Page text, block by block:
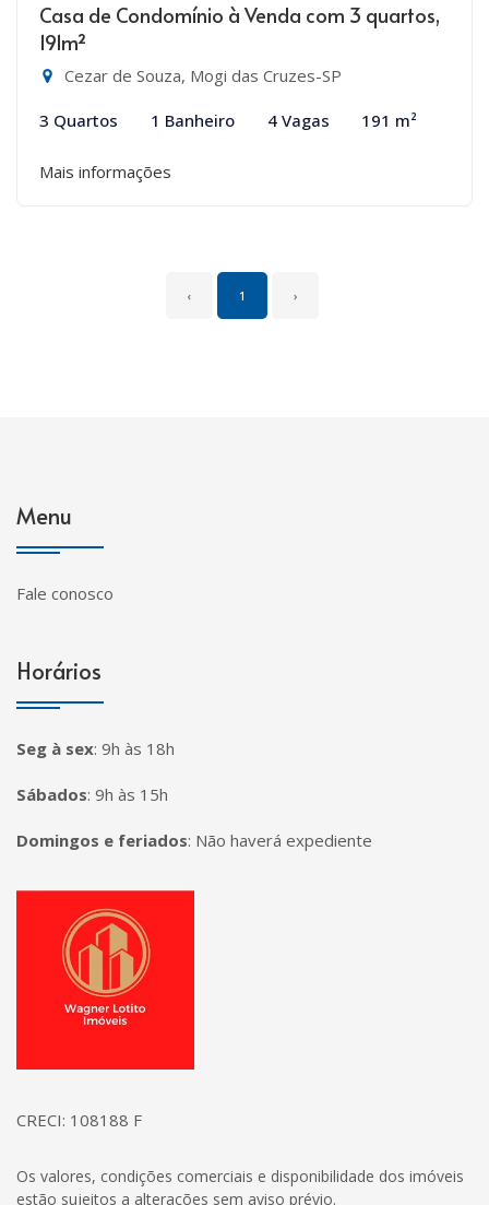
Casa de Condomínio à Venda com 3 quartos,
191m²
Cezar de Souza, Mogi das Cruzes-SP
3 Quartos 1 Banheiro 4 Vagas 191 m²
Mais informações
‹ 1 ›
Menu
Fale conosco
Horários
Seg à sex: 9h às 18h
Sábados: 9h às 15h
Domingos e feriados: Não haverá expediente
Página inicial
CRECI: 108188 F
Os valores, condições comerciais e disponibilidade dos imóveis
estão sujeitos a alterações sem aviso prévio.